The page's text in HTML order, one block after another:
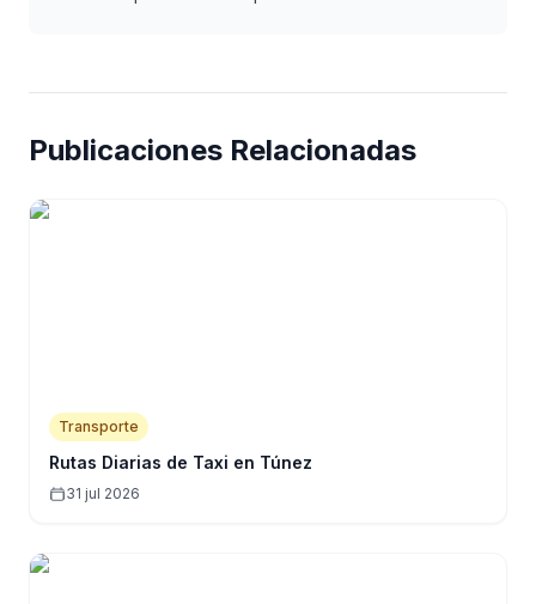
Publicaciones Relacionadas
Transporte
Rutas Diarias de Taxi en Túnez
31 jul 2026